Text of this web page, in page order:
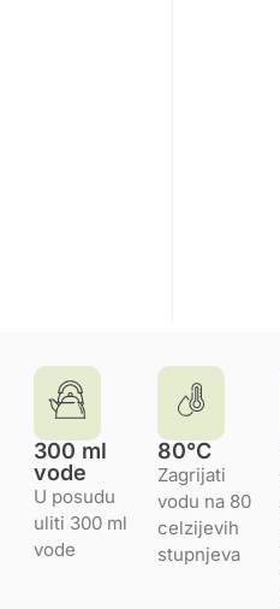
300 ml
vode
U posudu
uliti 300 ml
vode
80°C
Zagrijati
vodu na 80
celzijevih
stupnjeva